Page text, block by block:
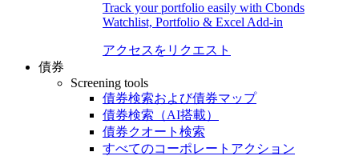
Track your portfolio easily with Cbonds
Watchlist, Portfolio & Excel Add-in
アクセスをリクエスト
債券
Screening tools
債券検索および債券マップ
債券検索（AI搭載）
債券クオート検索
すべてのコーポレートアクション